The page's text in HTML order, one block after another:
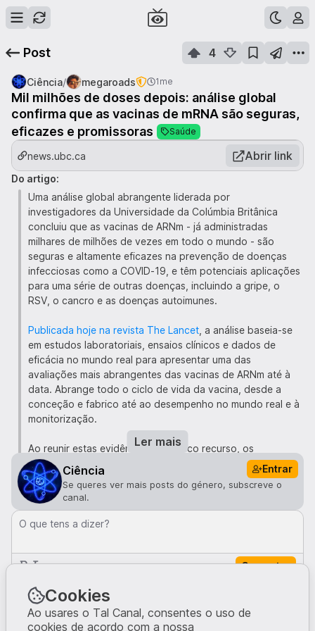
Post 4
Ciência/ megaroads 1me
Mil milhões de doses depois: análise global
confirma que as vacinas de mRNA são seguras,
eficazes e promissoras
Saúde
news.ubc.ca Abrir link
Do artigo:
Uma análise global abrangente liderada por
investigadores da Universidade da Colúmbia Britânica
concluiu que as vacinas de ARNm - já administradas
milhares de milhões de vezes em todo o mundo - são
seguras e altamente eficazes na prevenção de doenças
infecciosas como a COVID-19, e têm potenciais aplicações
para uma série de outras doenças, incluindo a gripe, o
RSV, o cancro e as doenças autoimunes.
Publicada hoje na revista The Lancet , a análise baseia-se
em estudos laboratoriais, ensaios clínicos e dados de
eficácia no mundo real para apresentar uma das
avaliações mais abrangentes das vacinas de ARNm até à
data. Abrange todo o ciclo de vida da vacina, desde a
conceção e fabrico até ao desempenho no mundo real e à
monitorização.
Ao reunir estas evidências num único recurso, os
investigadores pretendem apoiar os profissionais de
saúde, os decisores políticos e o público em geral com
informações claras e baseadas em evidências, à medida
que novas vacinas e terapias de ARNm são desenvolvidas.
uma quantidade extraordinária de evidências científicas",
afirmou a autora principal, a Dra. Anna Blakney,
Escola de Engenharia Biomédica da UBC. "Esta revisão
confirma que as vacinas de ARNm constituem uma
plataforma segura e altamente eficaz, apoiada por testes
Ler mais
Ciência Entrar
Se queres ver mais posts do género, subscreve o
canal.
O que tens a dizer?
Comentar
Comentários · 0
Cookies
Ao usares o Tal Canal, consentes o uso de
cookies de acordo com a nossa